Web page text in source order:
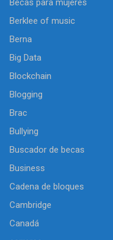
Becas para mujeres
Berklee of music
Berna
Big Data
Blockchain
Blogging
Brac
Bullying
Buscador de becas
Business
Cadena de bloques
Cambridge
Canadá